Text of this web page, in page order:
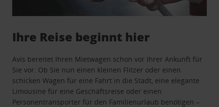
Ihre Reise beginnt hier
Avis bereitet Ihren Mietwagen schon vor Ihrer Ankunft für
Sie vor. Ob Sie nun einen kleinen Flitzer oder einen
schicken Wagen für eine Fahrt in die Stadt, eine elegante
Limousine für eine Geschäftsreise oder einen
Personentransporter für den Familienurlaub benötigen –